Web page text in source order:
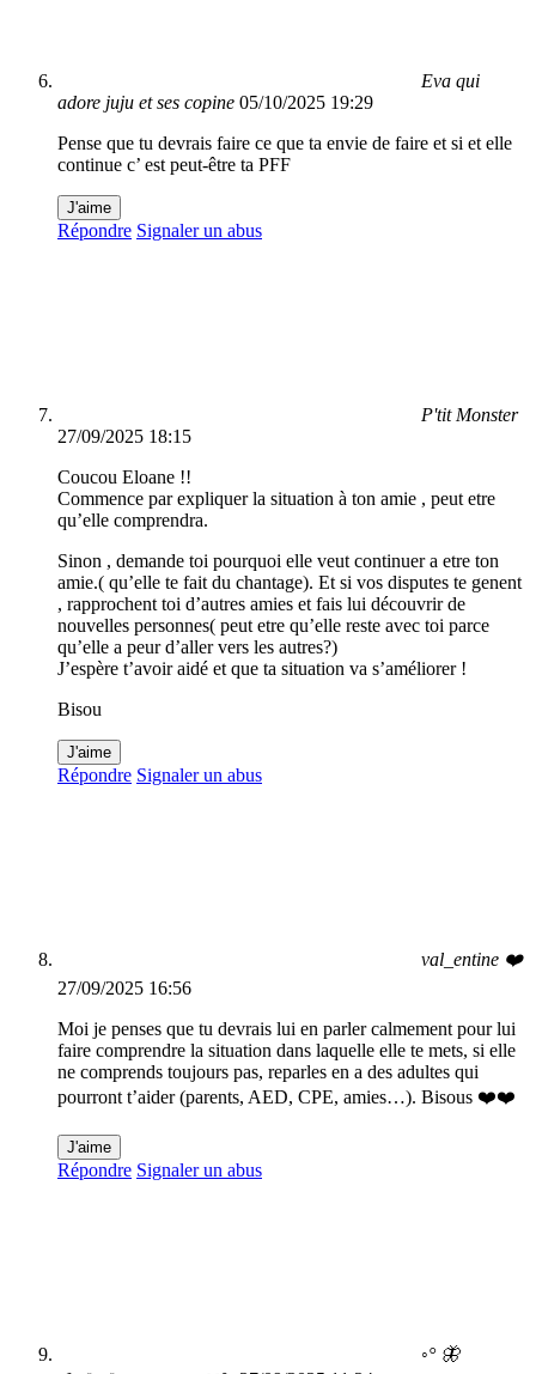
Eva qui
adore juju et ses copine 05/10/2025 19:29
Pense que tu devrais faire ce que ta envie de faire et si et elle
continue c’ est peut-être ta PFF
J'aime
Répondre Signaler un abus
P'tit Monster
27/09/2025 18:15
Coucou Eloane !!
Commence par expliquer la situation à ton amie , peut etre
qu’elle comprendra.
Sinon , demande toi pourquoi elle veut continuer a etre ton
amie.( qu’elle te fait du chantage). Et si vos disputes te genent
, rapprochent toi d’autres amies et fais lui découvrir de
nouvelles personnes( peut etre qu’elle reste avec toi parce
qu’elle a peur d’aller vers les autres?)
J’espère t’avoir aidé et que ta situation va s’améliorer !
Bisou
J'aime
Répondre Signaler un abus
val_entine ❤️
27/09/2025 16:56
Moi je penses que tu devrais lui en parler calmement pour lui
faire comprendre la situation dans laquelle elle te mets, si elle
ne comprends toujours pas, reparles en a des adultes qui
pourront t’aider (parents, AED, CPE, amies…). Bisous ❤️❤️
J'aime
Répondre Signaler un abus
◦° 🦋